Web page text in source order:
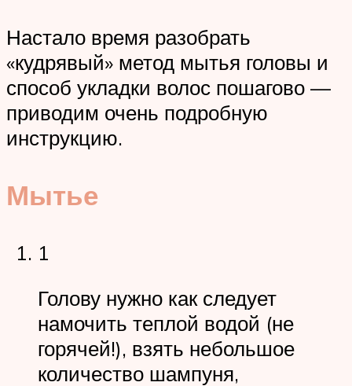
Настало время разобрать
«кудрявый» метод мытья головы и
способ укладки волос пошагово —
приводим очень подробную
инструкцию.
Мытье
1
Голову нужно как следует
намочить теплой водой (не
горячей!), взять небольшое
количество шампуня,